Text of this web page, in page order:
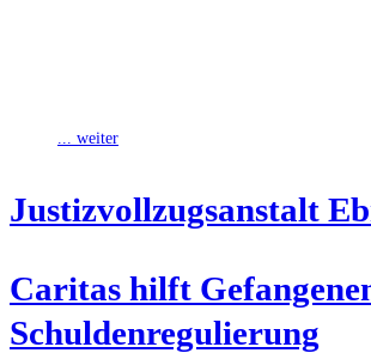
... weiter
Jus­tiz­voll­zugs­an­stalt
Cari­tas hilft
Schuldenregulierung